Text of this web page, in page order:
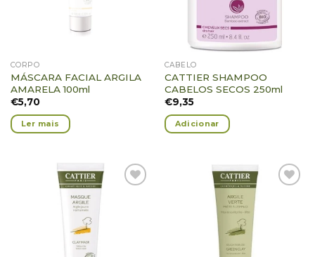
CORPO
MÁSCARA FACIAL ARGILA
AMARELA 100ml
€5,70
Ler mais
CABELO
CATTIER SHAMPOO
CABELOS SECOS 250ml
€9,35
Adicionar